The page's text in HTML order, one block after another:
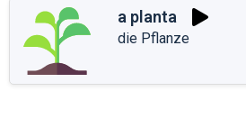
a planta
die Pflanze